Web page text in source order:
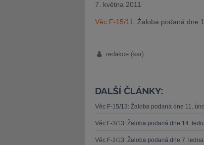
7. května 2011
Věc F-15/11: Žaloba podaná dne
redakce (sar)
DALŠÍ ČLÁNKY:
Věc F-15/13: Žaloba podaná dne 11.
Věc F-3/13: Žaloba podaná dne 14.
Věc F-2/13: Žaloba podaná dne 7.